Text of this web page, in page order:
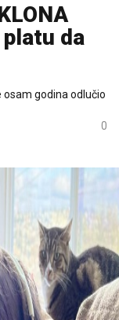
da
osam godina odlučio
0